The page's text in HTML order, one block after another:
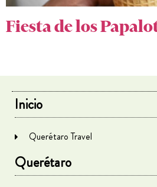
Fiesta de los
Inicio
Querétaro Travel
Querétaro